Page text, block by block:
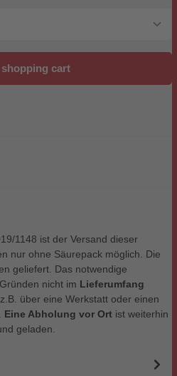
desired amount or use
cart
1148 ist der Versand dieser
nur ohne Säurepack möglich. Die
geliefert. Das notwendige
nicht im Lieferumfang
über eine Werkstatt oder einen
Eine Abholung vor Ortist weiterhin
geladen.